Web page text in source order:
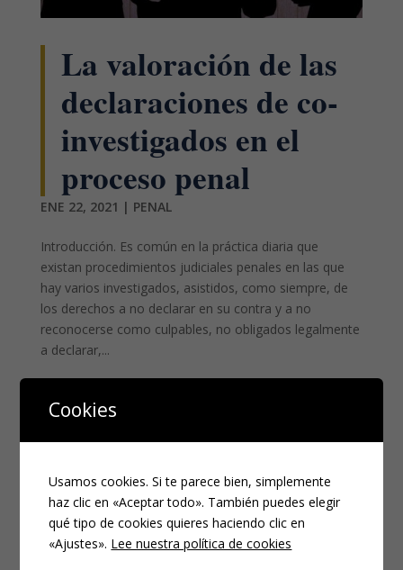
La valoración de las
declaraciones de co-
investigados en el
proceso penal
ENE 22, 2021 | PENAL
Introducción. Es común en la práctica diaria que
existan procedimientos judiciales penales en las que
hay varios investigados, asistidos, como siempre, de
los derechos a no declarar en su contra y a no
reconocerse como culpables, no obligados legalmente
a declarar,...
¿NECESITAS UN ABOGADO?
Los campos marcados con*son obligatorios
Cookies
Usamos cookies. Si te parece bien, simplemente
haz clic en «Aceptar todo». También puedes elegir
qué tipo de cookies quieres haciendo clic en
«Ajustes». Lee nuestra política de cookies